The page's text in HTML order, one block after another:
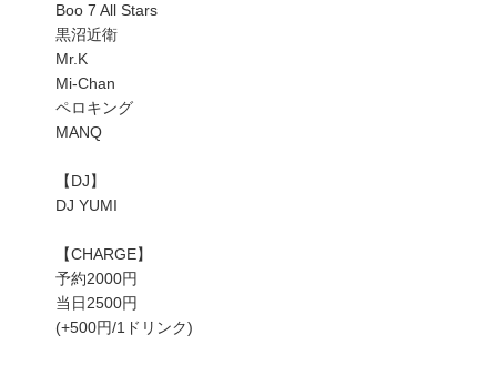
Boo 7 All Stars
黒沼近衛
Mr.K
Mi-Chan
ペロキング
MANQ
【DJ】
DJ YUMI
【CHARGE】
予約2000円
当日2500円
(+500円/1ドリンク)